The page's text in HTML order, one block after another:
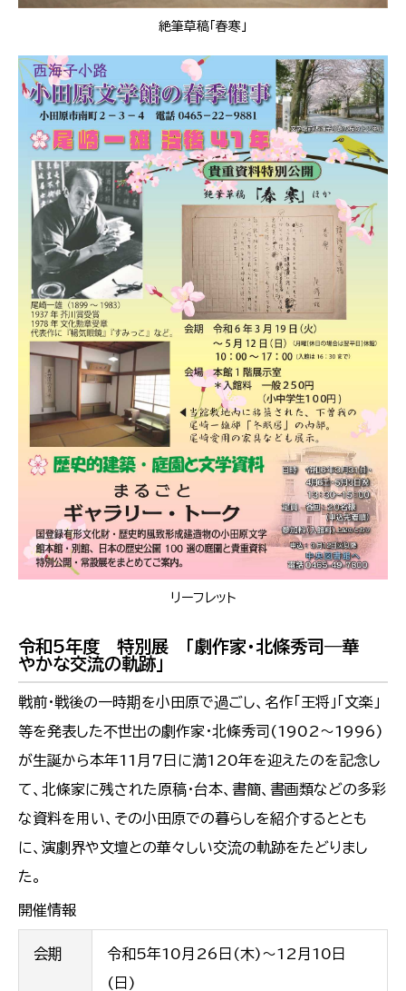
絶筆草稿「春寒」
リーフレット
令和5年度 特別展 「劇作家・北條秀司―華
やかな交流の軌跡」
戦前・戦後の一時期を小田原で過ごし、名作「王将」「文楽」
等を発表した不世出の劇作家・北條秀司(1902～1996)
が生誕から本年11月7日に満120年を迎えたのを記念し
て、北條家に残された原稿・台本、書簡、書画類などの多彩
な資料を用い、その小田原での暮らしを紹介するととも
に、演劇界や文壇との華々しい交流の軌跡をたどりまし
た。
開催情報
会期
令和5年10月26日(木)～12月10日
(日)